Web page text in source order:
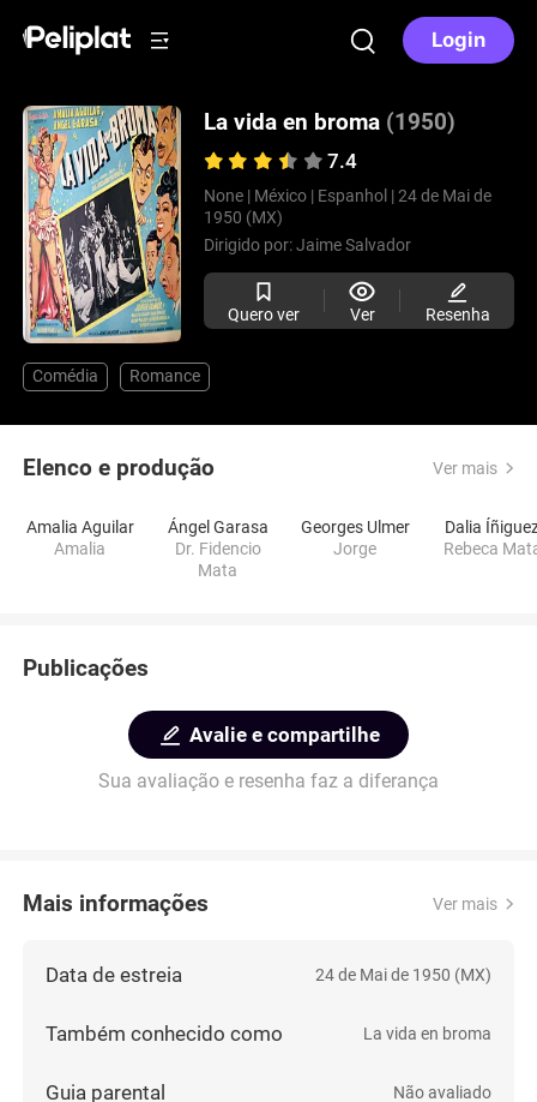
Login
La vida en broma (1950)
7.4
None | México | Espanhol | 24 de Mai de
1950 (MX)
Dirigido por:Jaime Salvador
Quero ver Ver Resenha
Comédia Romance
Elenco e produção Ver mais
Amalia Aguilar
Amalia
Ángel Garasa
Dr. Fidencio
Mata
Georges Ulmer
Jorge
Dalia
Rebeca
Publicações
Avalie e compartilhe
Sua avaliação e resenha faz a diferança
Mais informações Ver mais
Data de estreia 24 de Mai de 1950 (MX)
Também conhecido como La vida en broma
Guia parental Não avaliado